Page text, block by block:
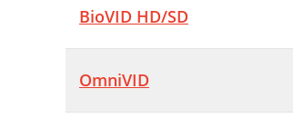
BioVID HD/SD
OmniVID